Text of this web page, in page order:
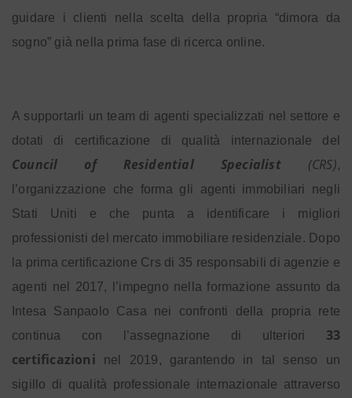
guidare i clienti nella scelta della propria “dimora da
sogno” già nella prima fase di ricerca online.
A supportarli un team di agenti specializzati nel settore e
dotati di certificazione di qualità internazionale del
Council of Residential Specialist(CRS),
l’organizzazione che forma gli agenti immobiliari negli
Stati Uniti e che punta a identificare i migliori
professionisti del mercato immobiliare residenziale. Dopo
la prima certificazione Crs di 35 responsabili di agenzie e
agenti nel 2017, l’impegno nella formazione assunto da
Intesa Sanpaolo Casa nei confronti della propria rete
continua con l’assegnazione di ulteriori 33
certificazioni nel 2019, garantendo in tal senso un
sigillo di qualità professionale internazionale attraverso